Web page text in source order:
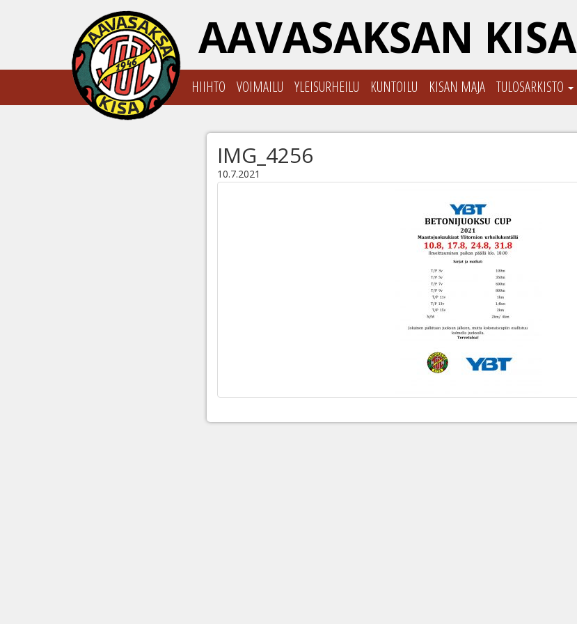
AAVASAKSAN KISA
HIIHTO VOIMAILU YLEISURHEILU KUNTOILU KISAN MAJA TULOSARKISTO
IMG_4256
10.7.2021